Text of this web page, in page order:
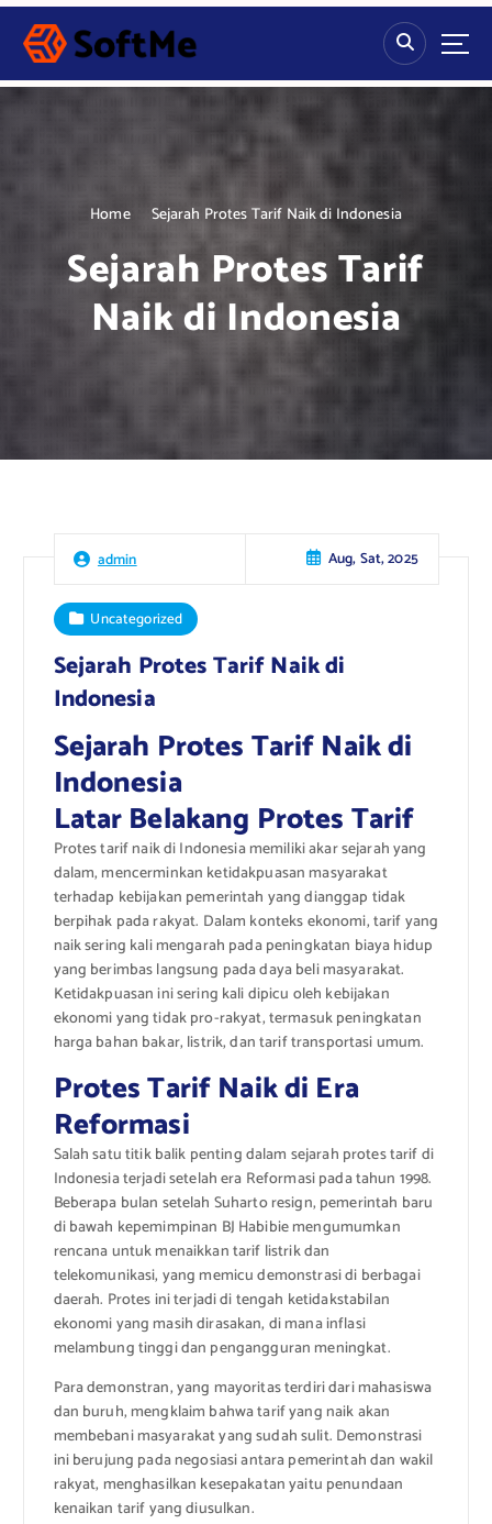
S
p
Home Sejarah Protes Tarif Naik di Indonesia
Sejarah Protes Tarif
Naik di Indonesia
admin Aug, Sat, 2025
Uncategorized
Sejarah Protes Tarif Naik di
Indonesia
Sejarah Protes Tarif Naik di
Indonesia
Latar Belakang Protes Tarif
Protes tarif naik di Indonesia memiliki akar sejarah yang
dalam, mencerminkan ketidakpuasan masyarakat
terhadap kebijakan pemerintah yang dianggap tidak
berpihak pada rakyat. Dalam konteks ekonomi, tarif yang
naik sering kali mengarah pada peningkatan biaya hidup
yang berimbas langsung pada daya beli masyarakat.
Ketidakpuasan ini sering kali dipicu oleh kebijakan
ekonomi yang tidak pro-rakyat, termasuk peningkatan
harga bahan bakar, listrik, dan tarif transportasi umum.
Protes Tarif Naik di Era
Reformasi
Salah satu titik balik penting dalam sejarah protes tarif di
Indonesia terjadi setelah era Reformasi pada tahun 1998.
Beberapa bulan setelah Suharto resign, pemerintah baru
di bawah kepemimpinan BJ Habibie mengumumkan
rencana untuk menaikkan tarif listrik dan
telekomunikasi, yang memicu demonstrasi di berbagai
daerah. Protes ini terjadi di tengah ketidakstabilan
ekonomi yang masih dirasakan, di mana inflasi
melambung tinggi dan pengangguran meningkat.
Para demonstran, yang mayoritas terdiri dari mahasiswa
dan buruh, mengklaim bahwa tarif yang naik akan
membebani masyarakat yang sudah sulit. Demonstrasi
ini berujung pada negosiasi antara pemerintah dan wakil
rakyat, menghasilkan kesepakatan yaitu penundaan
kenaikan tarif yang diusulkan.